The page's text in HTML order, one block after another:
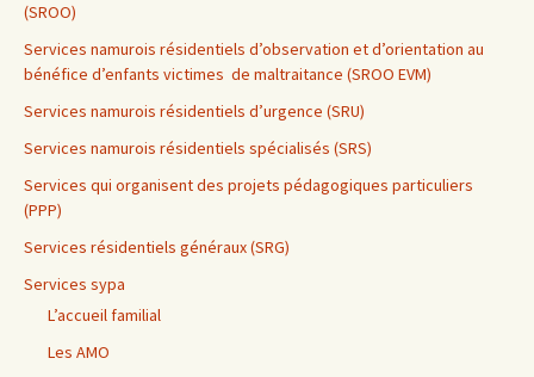
(SROO)
Services namurois résidentiels d’observation et d’orientation au
bénéfice d’enfants victimes de maltraitance (SROO EVM)
Services namurois résidentiels d’urgence (SRU)
Services namurois résidentiels spécialisés (SRS)
Services qui organisent des projets pédagogiques particuliers
(PPP)
Services résidentiels généraux (SRG)
Services sypa
L’accueil familial
Les AMO